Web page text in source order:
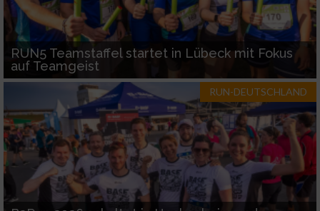
RUN5 Teamstaffel startet in Lübeck mit Fokus
auf Teamgeist
RUN-DEUTSCHLAND